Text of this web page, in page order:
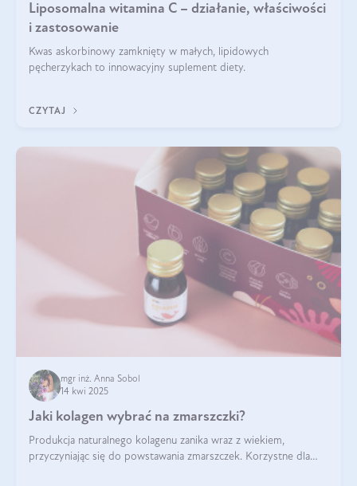
Liposomalna witamina C – działanie, właściwości
i zastosowanie
Kwas askorbinowy zamknięty w małych, lipidowych
pęcherzykach to innowacyjny suplement diety.
CZYTAJ
mgr inż. Anna Sobol
14 kwi 2025
Jaki kolagen wybrać na zmarszczki?
Produkcja naturalnego kolagenu zanika wraz z wiekiem,
przyczyniając się do powstawania zmarszczek. Korzystne dla